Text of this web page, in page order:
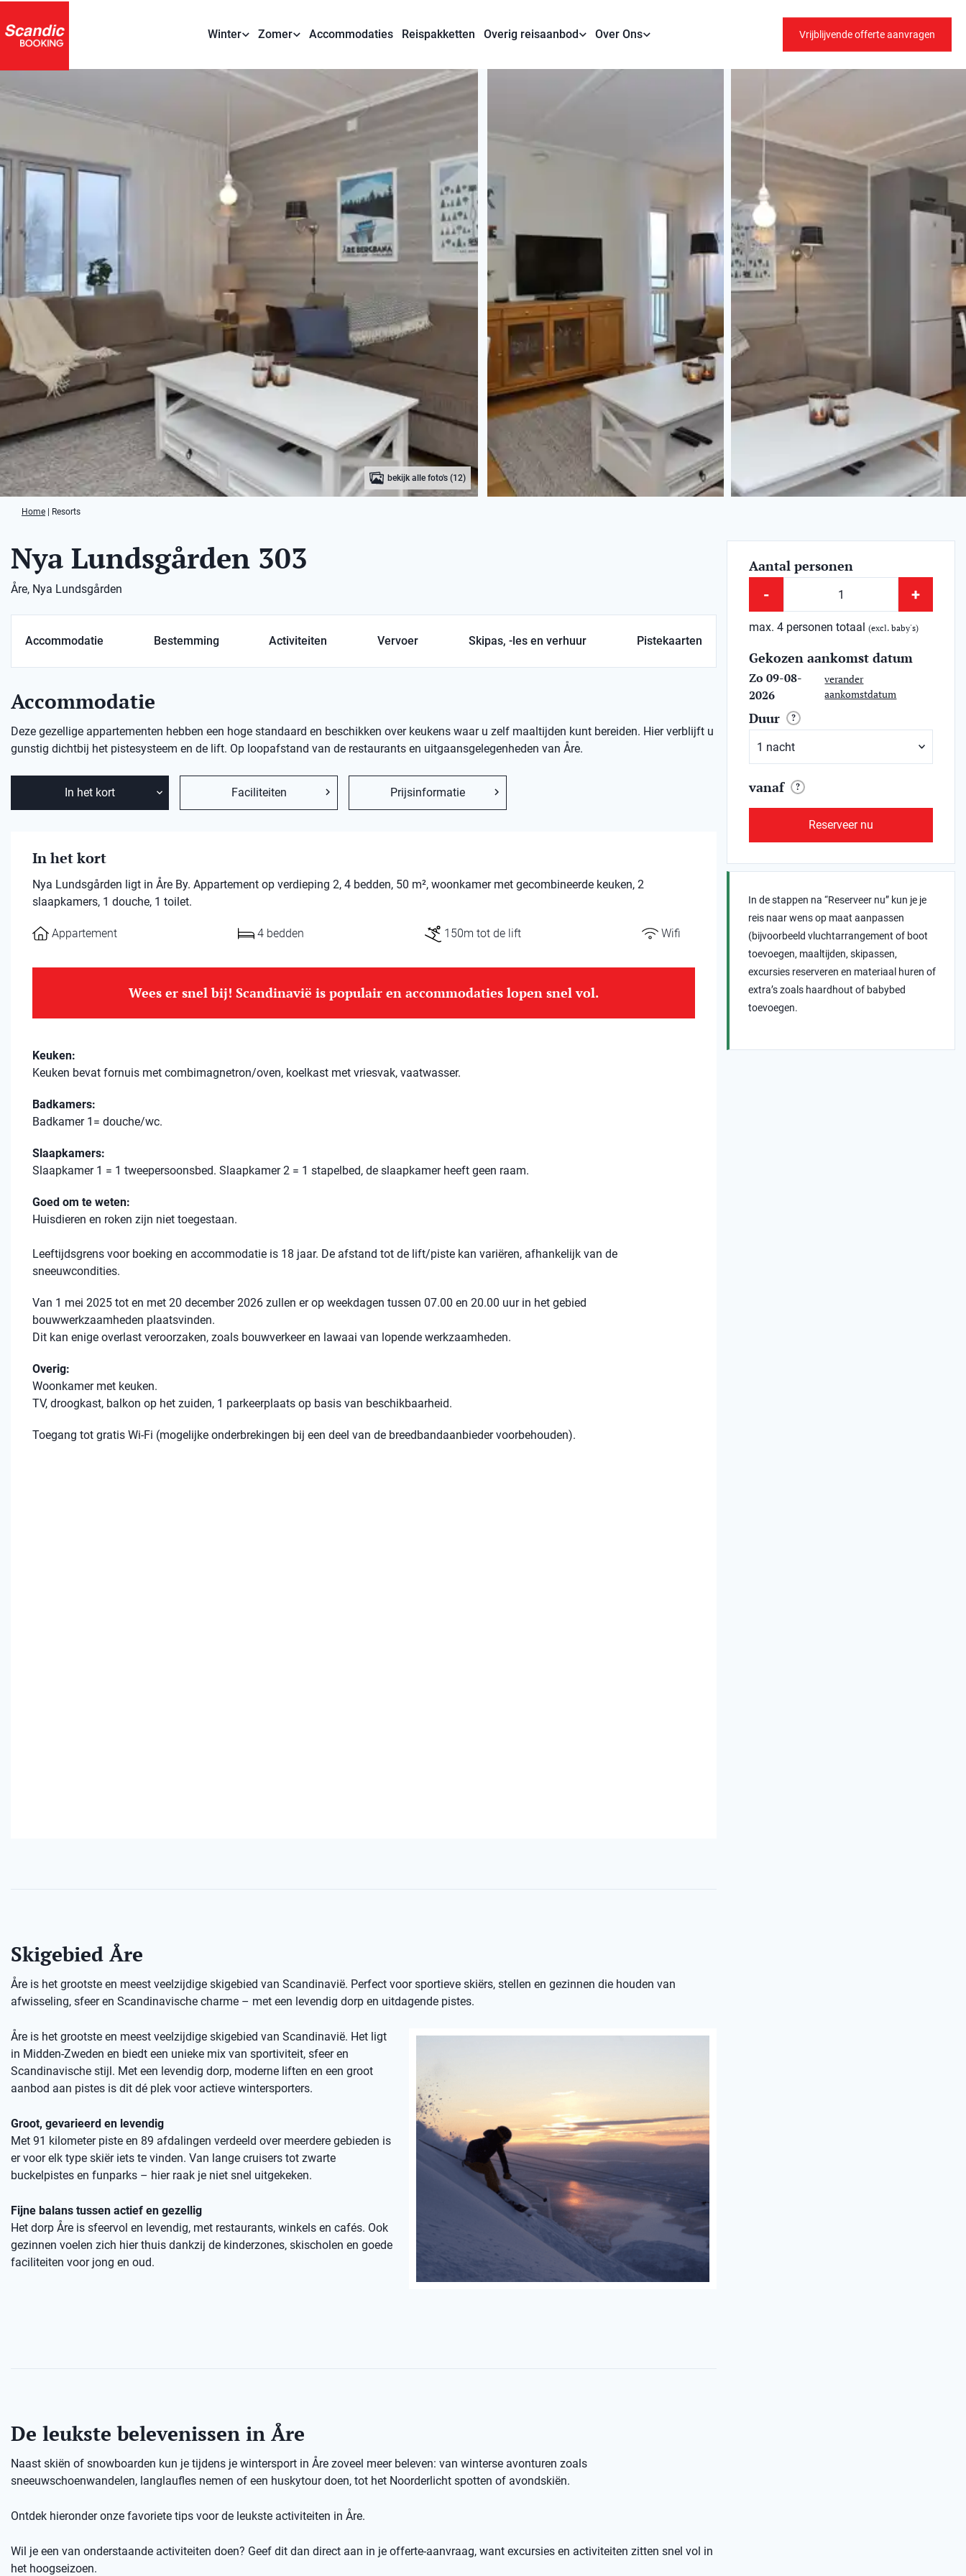
Winter Zomer Accommodaties Reispakketten Overig reisaanbod Over Ons Vrijblijvende offerte aanvragen
bekijk alle foto's (12)
Home Resorts
Nya Lundsgården 303
Åre, Nya Lundsgården
Accommodatie Bestemming Activiteiten Vervoer Skipas, -les en verhuur Pistekaarten
Accommodatie
Deze gezellige appartementen hebben een hoge standaard en beschikken over keukens waar u zelf maaltijden kunt bereiden. Hier verblijft u
gunstig dichtbij het pistesysteem en de lift. Op loopafstand van de restaurants en uitgaansgelegenheden van Åre.
In het kort Faciliteiten Prijsinformatie
In het kort
Nya Lundsgården ligt in Åre By. Appartement op verdieping 2, 4 bedden, 50 m², woonkamer met gecombineerde keuken, 2
slaapkamers, 1 douche, 1 toilet.
Appartement 4 bedden 150m tot de lift Wifi
Wees er snel bij! Scandinavië is populair en accommodaties lopen snel vol.
Keuken:
Keuken bevat fornuis met combimagnetron/oven, koelkast met vriesvak, vaatwasser.
Badkamers:
Badkamer 1= douche/wc.
Slaapkamers:
Slaapkamer 1 = 1 tweepersoonsbed. Slaapkamer 2 = 1 stapelbed, de slaapkamer heeft geen raam.
Goed om te weten:
Huisdieren en roken zijn niet toegestaan.
Leeftijdsgrens voor boeking en accommodatie is 18 jaar. De afstand tot de lift/piste kan variëren, afhankelijk van de
sneeuwcondities.
Van 1 mei 2025 tot en met 20 december 2026 zullen er op weekdagen tussen 07.00 en 20.00 uur in het gebied
bouwwerkzaamheden plaatsvinden.
Dit kan enige overlast veroorzaken, zoals bouwverkeer en lawaai van lopende werkzaamheden.
Overig:
Woonkamer met keuken.
TV, droogkast, balkon op het zuiden, 1 parkeerplaats op basis van beschikbaarheid.
Toegang tot gratis Wi-Fi (mogelijke onderbrekingen bij een deel van de breedbandaanbieder voorbehouden).
Skigebied Åre
Åre is het grootste en meest veelzijdige skigebied van Scandinavië. Perfect voor sportieve skiërs, stellen en gezinnen die houden van
afwisseling, sfeer en Scandinavische charme – met een levendig dorp en uitdagende pistes.
Åre is het grootste en meest veelzijdige skigebied van Scandinavië. Het ligt
in Midden-Zweden en biedt een unieke mix van sportiviteit, sfeer en
Scandinavische stijl. Met een levendig dorp, moderne liften en een groot
aanbod aan pistes is dit dé plek voor actieve wintersporters.
Groot, gevarieerd en levendig
Met 91 kilometer piste en 89 afdalingen verdeeld over meerdere gebieden is
er voor elk type skiër iets te vinden. Van lange cruisers tot zwarte
buckelpistes en funparks – hier raak je niet snel uitgekeken.
Fijne balans tussen actief en gezellig
Het dorp Åre is sfeervol en levendig, met restaurants, winkels en cafés. Ook
gezinnen voelen zich hier thuis dankzij de kinderzones, skischolen en goede
faciliteiten voor jong en oud.
De leukste belevenissen in Åre
Naast skiën of snowboarden kun je tijdens je wintersport in Åre zoveel meer beleven: van winterse avonturen zoals
sneeuwschoenwandelen, langlaufles nemen of een huskytour doen, tot het Noorderlicht spotten of avondskiën.
Ontdek hieronder onze favoriete tips voor de leukste activiteiten in Åre.
Wil je een van onderstaande activiteiten doen? Geef dit dan direct aan in je offerte-aanvraag, want excursies en activiteiten zitten snel vol in
het hoogseizoen.
Aantal personen
- +
max. 4 personen totaal(excl. baby's)
Gekozen aankomst datum
Zo 09-08-
2026
verander
aankomstdatum
Duur ?
vanaf ?
Reserveer nu
In de stappen na “Reserveer nu” kun je je
reis naar wens op maat aanpassen
(bijvoorbeeld vluchtarrangement of boot
toevoegen, maaltijden, skipassen,
excursies reserveren en materiaal huren of
extra’s zoals haardhout of babybed
toevoegen.